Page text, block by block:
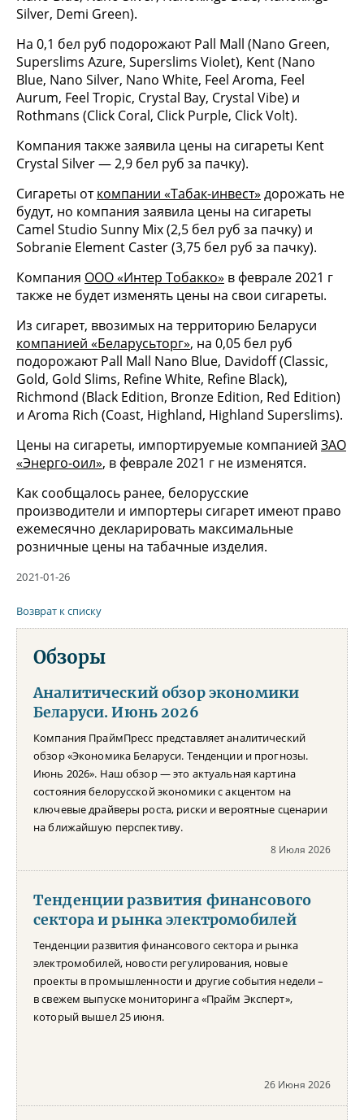
Silver, Demi Green).
На 0,1 бел руб подорожают Pall Mall (Nano Green,
Superslims Azure, Superslims Violet), Kent (Nano
Blue, Nano Silver, Nano White, Feel Aroma, Feel
Aurum, Feel Tropic, Crystal Bay, Crystal Vibe) и
Rothmans (Click Coral, Click Purple, Click Volt).
Компания также заявила цены на сигареты Kent
Crystal Silver — 2,9 бел руб за пачку).
Сигареты откомпании «Табак-инвест» дорожать не
будут, но компания заявила цены на сигареты
Camel Studio Sunny Mix (2,5 бел руб за пачку) и
Sobranie Element Caster (3,75 бел руб за пачку).
Компания ООО «Интер Тобакко» в феврале 2021 г
также не будет изменять цены на свои сигареты.
Из сигарет, ввозимых на территорию Беларуси
компанией «Беларусьторг», на 0,05 бел руб
подорожают Pall Mall Nano Blue, Davidoff (Classic,
Gold, Gold Slims, Refine White, Refine Black),
Richmond (Black Edition, Bronze Edition, Red Edition)
и Aroma Rich (Coast, Highland, Highland Superslims).
Цены на сигареты, импортируемые компанией ЗАО
«Энерго-оил», в феврале 2021 г не изменятся.
Как сообщалось ранее, белорусские
производители и импортеры сигарет имеют право
ежемесячно декларировать максимальные
розничные цены на табачные изделия.
2021-01-26
Возврат к списку
Обзоры
Аналитический обзор экономики
Беларуси. Июнь 2026
Компания ПраймПресс представляет аналитический
обзор «Экономика Беларуси. Тенденции и прогнозы.
Июнь 2026». Наш обзор — это актуальная картина
состояния белорусской экономики с акцентом на
ключевые драйверы роста, риски и вероятные сценарии
на ближайшую перспективу.
8 Июля 2026
Тенденции развития финансового
сектора и рынка электромобилей
Тенденции развития финансового сектора и рынка
электромобилей, новости регулирования, новые
проекты в промышленности и другие события недели –
в свежем выпуске мониторинга «Прайм Эксперт»,
который вышел 25 июня.
26 Июня 2026